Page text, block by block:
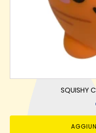
SQUISHY